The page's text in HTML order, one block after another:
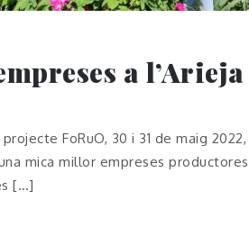
a l’Arieja
FoRuO, 30 i 31 de maig
mica millor empreses
[…]